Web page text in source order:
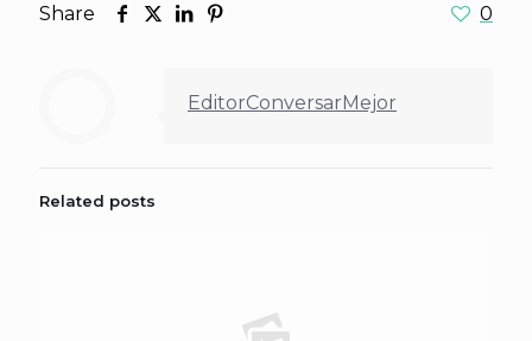
Share 0
EditorConversarMejor
Related posts